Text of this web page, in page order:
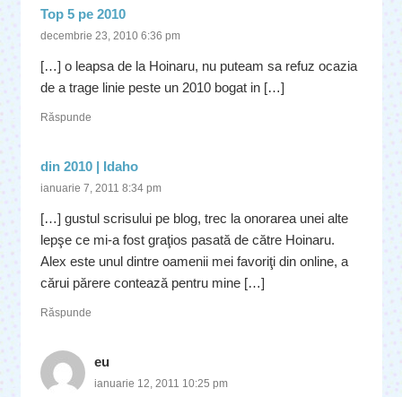
Top 5 pe 2010
decembrie 23, 2010 6:36 pm
[…] o leapsa de la Hoinaru, nu puteam sa refuz ocazia
de a trage linie peste un 2010 bogat in […]
Răspunde
din 2010 | Idaho
ianuarie 7, 2011 8:34 pm
[…] gustul scrisului pe blog, trec la onorarea unei alte
lepşe ce mi-a fost graţios pasată de către Hoinaru.
Alex este unul dintre oamenii mei favoriţi din online, a
cărui părere contează pentru mine […]
Răspunde
eu
ianuarie 12, 2011 10:25 pm